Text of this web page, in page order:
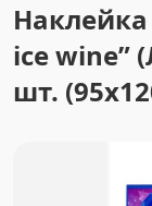
ice wine”
шт.